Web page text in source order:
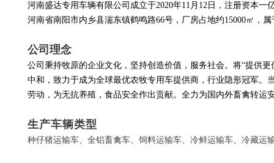
河南盛达专用车辆有限公司成立于2020年11月12日，注册资本
河南省南阳市内乡县湍东镇鹤鸣路66号，厂房占地约15000㎡，
公司理念
公司秉持牧原的企业文化，坚持创造价值，服务社会。将“提供
中和，致力于成为全球最优农牧专用车提供商，行业隐形冠军
劳动，为无抗养殖，食品安全作出贡献。全力为国内外畜禽转运
生产车辆类型
种仔猪运输车、全铝畜禽车、饲料运输车、冷鲜运输车、冷藏